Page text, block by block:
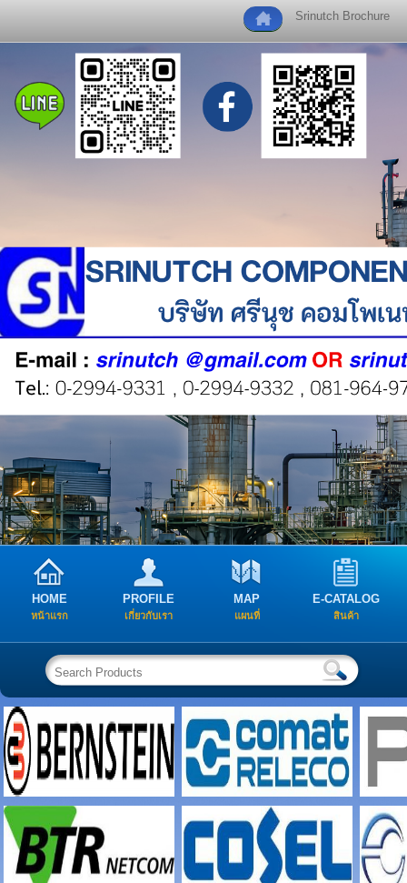
Srinutch Brochure
HOME
หน้าแรก
PROFILE
เกี่ยวกับเรา
MAP
แผนที่
E-CATALOG
สินค้า